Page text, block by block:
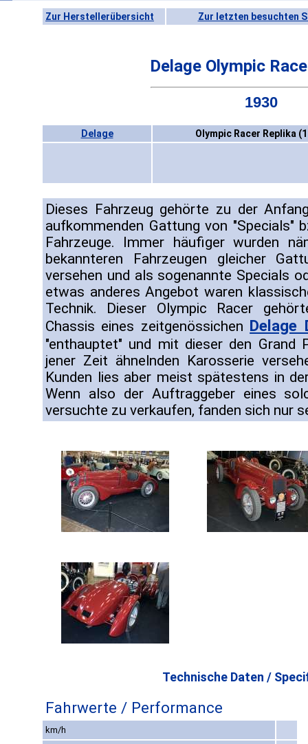
Zur Herstellerübersicht Zur letzten besuchten
Delage Olympic
1930
Delage Olympic Racer Replika
Dieses Fahrzeug gehörte zu der
aufkommenden Gattung von "Specials"
Fahrzeuge. Immer häufiger wurden
bekannteren Fahrzeugen gleicher
versehen und als sogenannte Specials
etwas anderes Angebot waren
Technik. Dieser Olympic Racer
Chassis eines zeitgenössichen Delage
"enthauptet" und mit dieser den Grand
jener Zeit ähnelnden Karosserie
Kunden lies aber meist spätestens in
Wenn also der Auftraggeber eines
versuchte zu verkaufen, fanden sich nur
Technische Daten /
Fahrwerte / Performance
km/h